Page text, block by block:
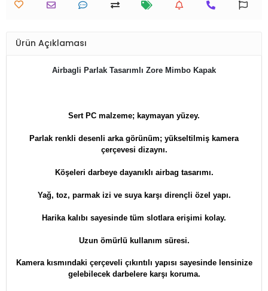
Ürün Açıklaması
Airbagli Parlak Tasarımlı Zore Mimbo Kapak
Sert PC malzeme; kaymayan yüzey.
Parlak renkli desenli arka görünüm; yükseltilmiş kamera
çerçevesi dizaynı.
Köşeleri darbeye dayanıklı airbag tasarımı.
Yağ, toz, parmak izi ve suya karşı dirençli özel yapı.
Harika kalıbı sayesinde tüm slotlara erişimi kolay.
Uzun ömürlü kullanım süresi.
Kamera kısmındaki çerçeveli çıkıntılı yapısı sayesinde lensinize
gelebilecek darbelere karşı koruma.